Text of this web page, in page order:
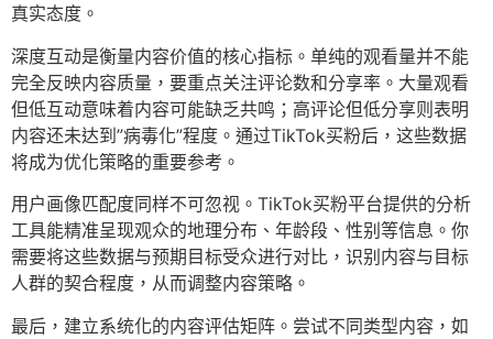
真实态度。
深度互动是衡量内容价值的核心指标。单纯的观看量并不能
完全反映内容质量，要重点关注评论数和分享率。大量观看
但低互动意味着内容可能缺乏共鸣；高评论但低分享则表明
内容还未达到”病毒化”程度。通过TikTok买粉后，这些数据
将成为优化策略的重要参考。
用户画像匹配度同样不可忽视。TikTok买粉平台提供的分析
工具能精准呈现观众的地理分布、年龄段、性别等信息。你
需要将这些数据与预期目标受众进行对比，识别内容与目标
人群的契合程度，从而调整内容策略。
最后，建立系统化的内容评估矩阵。尝试不同类型内容，如